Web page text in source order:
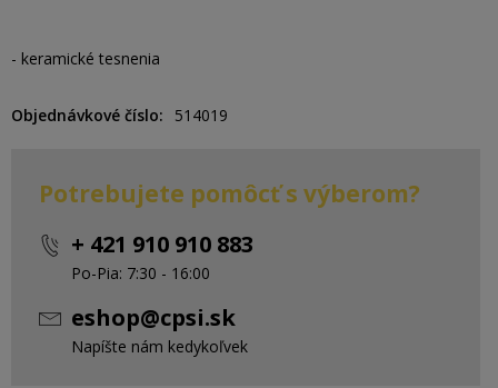
- keramické tesnenia
Objednávkové číslo 514019
Potrebujete pomôcť s výberom?
+ 421 910 910 883
Po-Pia: 7:30 - 16:00
eshop@cpsi.sk
Napíšte nám kedykoľvek